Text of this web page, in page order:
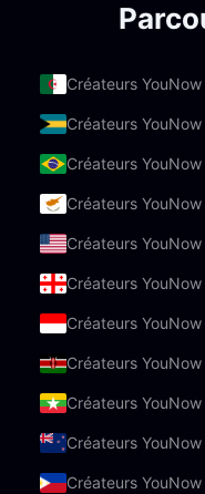
Créateurs
Créateurs
Créateurs
Créateurs
Créateurs
Créateurs
Créateurs
Créateurs
Créateurs
Créateurs
Créateurs